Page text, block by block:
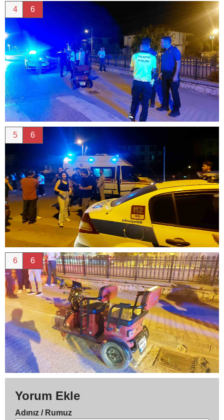
4 6
5 6
6 6
Yorum Ekle
Adınız / Rumuz